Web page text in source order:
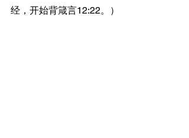
经，开始背箴言12:22。）